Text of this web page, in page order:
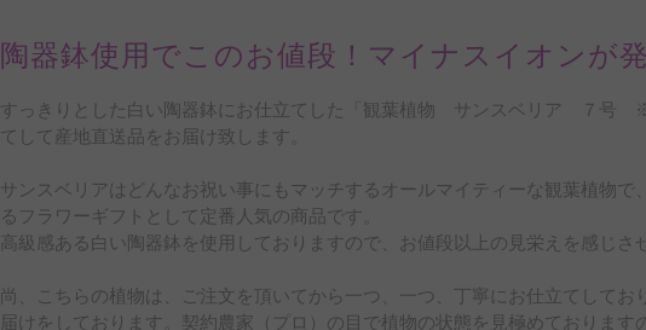
陶器鉢使用でこのお値段！マイナスイオンが
すっきりとした白い陶器鉢にお仕立てした「観葉植物 サンスベリア ７号
てして産地直送品をお届け致します。
サンスベリアはどんなお祝い事にもマッチするオールマイティーな観葉植物
るフラワーギフトとして定番人気の商品です。
高級感ある白い陶器鉢を使用しておりますので、お値段以上の見栄えを感じさ
尚、こちらの植物は、ご注文を頂いてから一つ、一つ、丁寧にお仕立てして
届けをしております。契約農家（プロ）の目で植物の状態を見極めておりま